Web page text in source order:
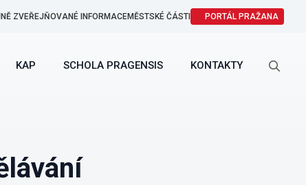
ZVEŘEJŇOVANÉ INFORMACEMĚSTSKÉ ČÁSTI PORTÁL PRAŽANA
KAP SCHOLA PRAGENSIS KONTAKTY